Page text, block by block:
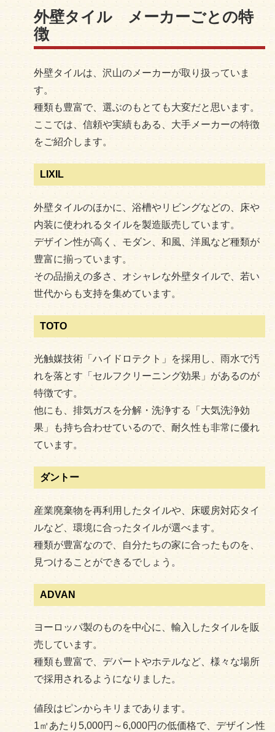
外壁タイル メーカーごとの特
徴
外壁タイルは、沢山のメーカーが取り扱っていま
す。
種類も豊富で、選ぶのもとても大変だと思います。
ここでは、信頼や実績もある、大手メーカーの特徴
をご紹介します。
LIXIL
外壁タイルのほかに、浴槽やリビングなどの、床や
内装に使われるタイルを製造販売しています。
デザイン性が高く、モダン、和風、洋風など種類が
豊富に揃っています。
その品揃えの多さ、オシャレな外壁タイルで、若い
世代からも支持を集めています。
TOTO
光触媒技術「ハイドロテクト」を採用し、雨水で汚
れを落とす「セルフクリーニング効果」があるのが
特徴です。
他にも、排気ガスを分解・洗浄する「大気洗浄効
果」も持ち合わせているので、耐久性も非常に優れ
ています。
ダントー
産業廃棄物を再利用したタイルや、床暖房対応タイ
ルなど、環境に合ったタイルが選べます。
種類が豊富なので、自分たちの家に合ったものを、
見つけることができるでしょう。
ADVAN
ヨーロッパ製のものを中心に、輸入したタイルを販
売しています。
種類も豊富で、デパートやホテルなど、様々な場所
で採用されるようになりました。
値段はピンからキリまであります。
1㎡あたり5,000円～6,000円の低価格で、デザイン性